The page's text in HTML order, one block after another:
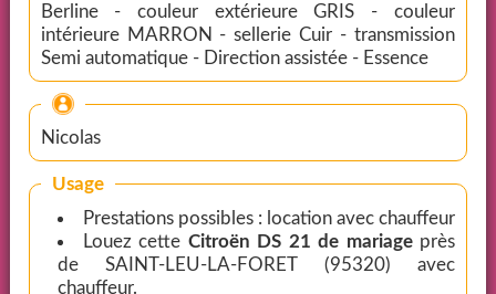
Berline - couleur extérieure GRIS - couleur
intérieure MARRON - sellerie Cuir - transmission
Semi automatique - Direction assistée - Essence
Nicolas
Usage
Prestations possibles : location avec chauffeur
Louez cette Citroën DS 21 de mariageprès
de SAINT-LEU-LA-FORET (95320) avec
chauffeur.